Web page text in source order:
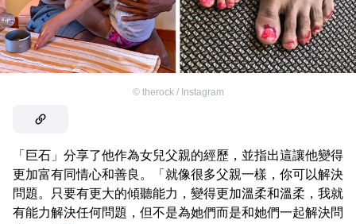
© therock / Instagram
「巨石」分享了他作為女兒父親的經歷，並指出這讓他變得
更加富有同情心和善良。「就像很多父親一樣，你可以解決
問題。只要有更大的傾聽能力，變得更加溫柔和溫柔，我就
有能力解決任何問題，但不是為她們而是和她們一起解決問